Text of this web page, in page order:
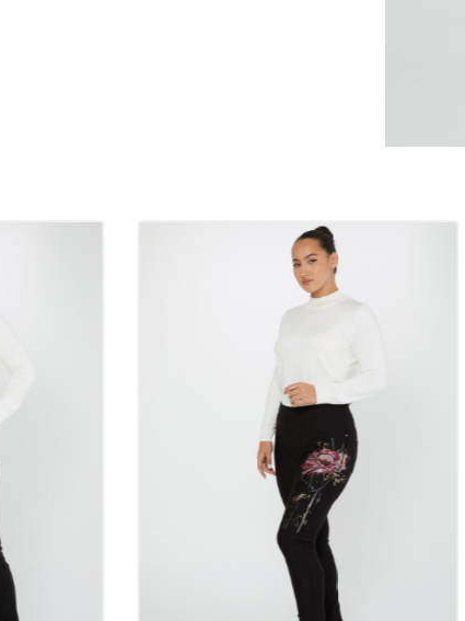
استفاده هستند. با گزینه‌های شلوار زیبا، شیک و مد روز،
غنی‌تر کنید و نفس جدیدی به استایل خود بیاورید. یک
گذاری هایی است که می توانید در کمد لباس خود انجام
60% پنبه، 35% پلی استر، 5% شلوار الاستین: ترکیبی عالی از راحتی و دوام
این شلوار
دوستانه است، در حالی که پلی استر ماندگاری طولانی
این مخلوط برای استفاده روزانه ایده آل است و می
علاوه بر این، با برش شیک و مدرن خود، به شما کمک
تجارت و هم در ترکیبات روزمره حفظ کنید.
کازیه، برای مشتریان فارسی‌زبان و بوتیک‌های
مدرن ارائه می‌دهد. از مد زنده تهران گرفته تا سبک
فرد شیراز، کلکسیون‌های ما به هر سلیقه‌ای پاسخ
خنک‌کننده و برای زمستان، لباس‌های بافتنی نرم و گرم
بودن را تضمین کنیم. با کازیه، بوتیک‌های شما از امتیاز
مشتریان برخوردار خواهند بود.
دیدن کردید، سپاسگزاریم.